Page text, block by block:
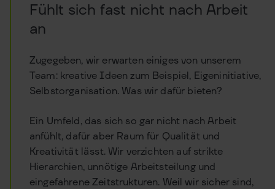
Fühlt sich fast nicht nach Arbeit
an
Zugegeben, wir erwarten einiges von unserem
Team: kreative Ideen zum Beispiel, Eigeninitiative,
Selbstorganisation. Was wir dafür bieten?
Ein Umfeld, das sich so gar nicht nach Arbeit
anfühlt, dafür aber Raum für Qualität und
Kreativität lässt. Wir verzichten auf strikte
Hierarchien, unnötige Arbeitsteilung und
eingefahrene Zeitstrukturen. Weil wir sicher sind,